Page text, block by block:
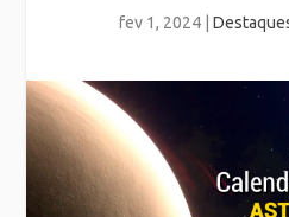
fev 1, 2024|